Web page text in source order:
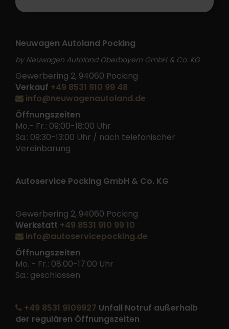
Neuwagen Autoland Pocking
by Neuwagen Autoland Oberbayern GmbH & Co. KG
Gewerbering 2, 94060 Pocking
Verkauf +49 8531 910 99 48
info@neuwagenautoland.de
Öffnungszeiten
Mo.- Fr.: 09:00-18:00 Uhr
Sa.: 09:30-13:00 Uhr / nach telefonischer
Vereinbarung
Autoservice Pocking GmbH & Co. KG
Gewerbering 2, 94060 Pocking
Werkstatt +49 8531 910 99 10
info@autoservicepocking.de
Öffnungszeiten
Mo. - Fr.: 08:00-17:00 Uhr
Sa.: geschlossen
+49 8531 9109927 Unfall Notruf außerhalb
der regulären Öffnungszeiten